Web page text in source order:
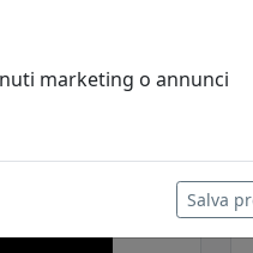
marketing o annunci
Salva